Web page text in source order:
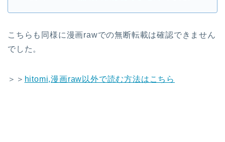
こちらも同様に漫画rawでの無断転載は確認できません
でした。
＞＞ hitomi,漫画raw以外で読む方法はこちら